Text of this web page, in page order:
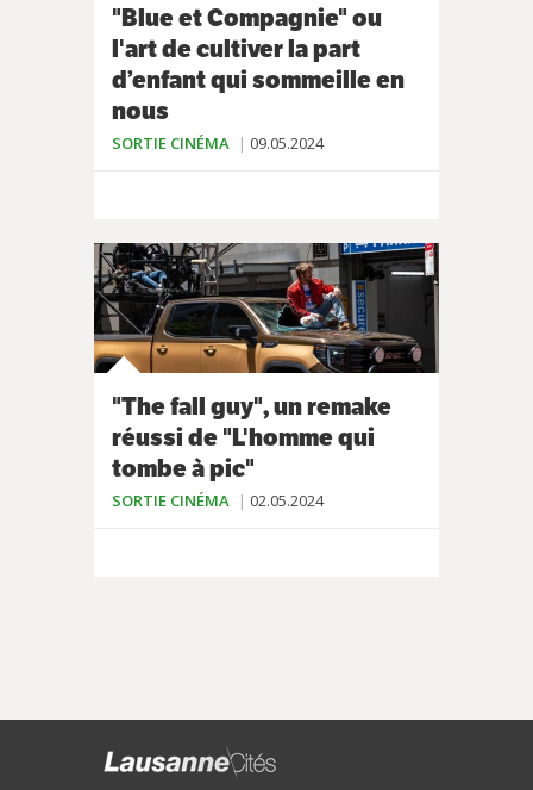
"Blue et Compagnie" ou
l'art de cultiver la part
d’enfant qui sommeille en
nous
SORTIE CINÉMA 09.05.2024
"The fall guy", un remake
réussi de "L'homme qui
tombe à pic"
SORTIE CINÉMA 02.05.2024